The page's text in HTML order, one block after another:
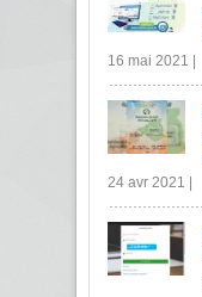
16 mai 2021 |
24 avr 2021 |